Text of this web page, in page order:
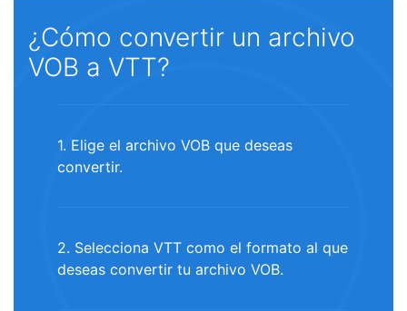
¿Cómo convertir un archivo
VOB a VTT?
1. Elige el archivo VOB que deseas
convertir.
2. Selecciona VTT como el formato al que
deseas convertir tu archivo VOB.